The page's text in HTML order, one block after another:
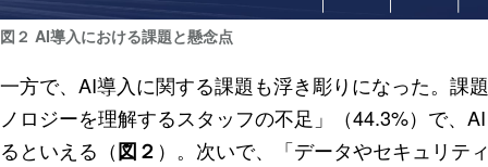
図２ AI導入における課題と懸念点
一方で、AI導入に関する課題も浮き彫りになった。課
ノロジーを理解するスタッフの不足」（44.3%）で、
るといえる（図２ ）。次いで、「データやセキュリテ